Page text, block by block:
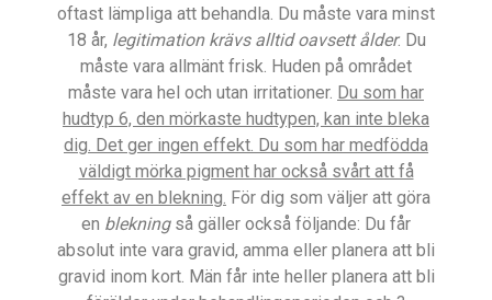
oftast lämpliga att behandla. Du måste vara minst
18 år, legitimation krävs alltid oavsett ålder. Du
måste vara allmänt frisk. Huden på området
måste vara hel och utan irritationer. Du som har
hudtyp 6, den mörkaste hudtypen, kan inte bleka
dig. Det ger ingen effekt. Du som har medfödda
väldigt mörka pigment har också svårt att få
effekt av en blekning. För dig som väljer att göra
en blekningså gäller också följande: Du får
absolut inte vara gravid, amma eller planera att bli
gravid inom kort. Män får inte heller planera att bli